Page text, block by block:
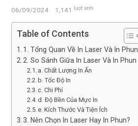
06/09/2024 1,141 lượt xem
Table of Contents
1. Tổng Quan Về In Laser Và In Phun
2. So Sánh Giữa In Laser Và In Phun
a. Chất Lượng In Ấn
b. Tốc Độ In
c. Chi Phí
d. Độ Bền Của Mực In
e. Kích Thước Và Tiện Ích
3. Nên Chọn In Laser Hay In Phun?